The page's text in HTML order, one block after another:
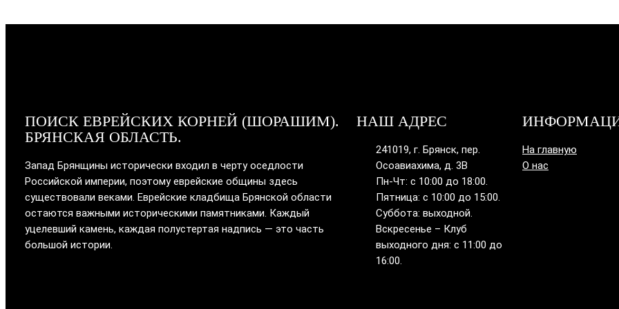
ПОИСК ЕВРЕЙСКИХ КОРНЕЙ (ШОРАШИМ).
БРЯНСКАЯ ОБЛАСТЬ.
Запад Брянщины исторически входил в черту оседлости
Российской империи, поэтому еврейские общины здесь
существовали веками. Еврейские кладбища Брянской области
остаются важными историческими памятниками. Каждый
уцелевший камень, каждая полустертая надпись — это часть
большой истории.
НАШ АДРЕС
241019, г. Брянск, пер.
Осоавиахима, д. 3В
Пн-Чт: с 10:00 до 18:00.
Пятница: с 10:00 до 15:00.
Суббота: выходной.
Вскресенье – Клуб
выходного дня: с 11:00 до
16:00.
На главную
О нас